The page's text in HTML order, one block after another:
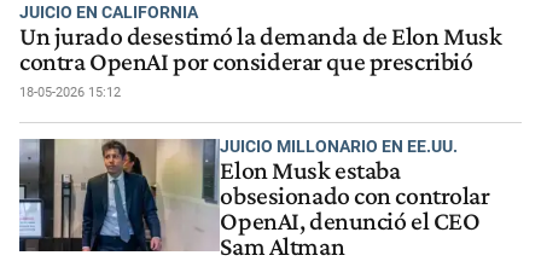
JUICIO EN CALIFORNIA
Un jurado desestimó la demanda de Elon Musk
contra OpenAI por considerar que prescribió
18-05-2026 15:12
JUICIO MILLONARIO EN EE.UU.
Elon Musk estaba
obsesionado con controlar
OpenAI, denunció el CEO
Sam Altman